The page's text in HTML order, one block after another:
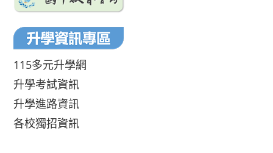
115多元升學網
升學考試資訊
升學進路資訊
各校獨招資訊